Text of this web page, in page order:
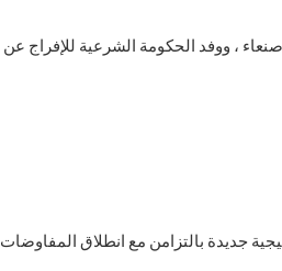
، ووفد الحكومة الشرعية للإفراج عن
جديدة بالتزامن مع انطلاق المفاوضات